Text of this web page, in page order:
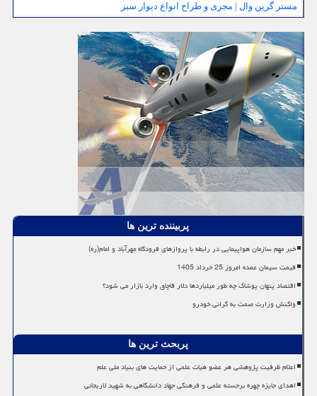
مستر گرین وال | مجری و طراح انواع دیوار سبز
پربیننده ترین ها
خبر مهم سازمان هواپیمایی در رابطه با پروازهای فرودگاه مهرآباد و امام(ره)
قیمت سیمان عمده امروز 25 خرداد 1405
اقتصاد پنهان پوشاک چه طور میلیاردها دلار قاچاق وارد بازار می شود؟
واکنش وزارت صمت به گرانی خودرو
پربحث ترین ها
اعلام ظرفیت پژوهشی هر عضو هیات علمی از حمایت های بنیاد ملی علم
اهدای جایزه چهره برجسته علمی و فرهنگی جهاد دانشگاهی به شهید لاریجانی